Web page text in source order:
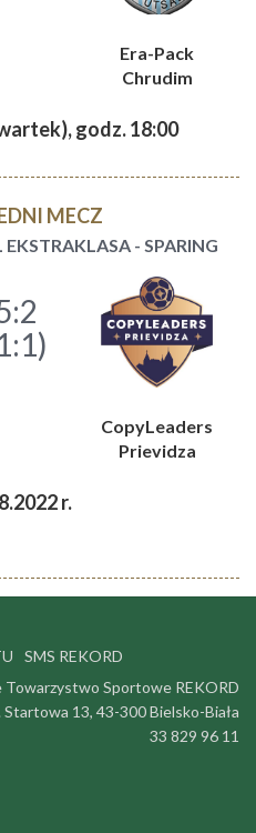
Era-Pack
Chrudim
godz. 18:00
MECZ
- SPARING
CopyLeaders
Prievidza
r.
SMS REKORD
Towarzystwo Sportowe REKORD
Startowa 13, 43-300 Bielsko-Biała
33 829 96 11